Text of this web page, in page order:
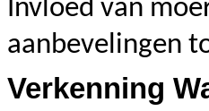
Invloed van
aanbevelingen
Verkenning